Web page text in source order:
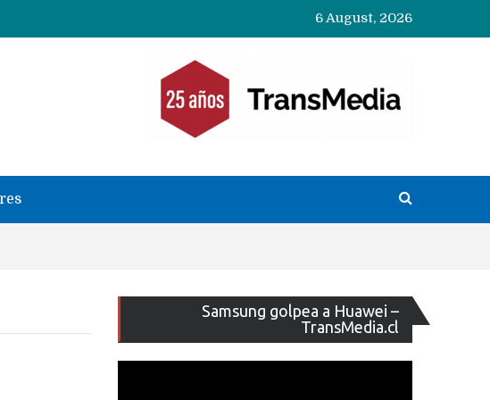
6 August, 2026
Samsung golpea a Huawei –
TransMedia.cl
de
vídeo